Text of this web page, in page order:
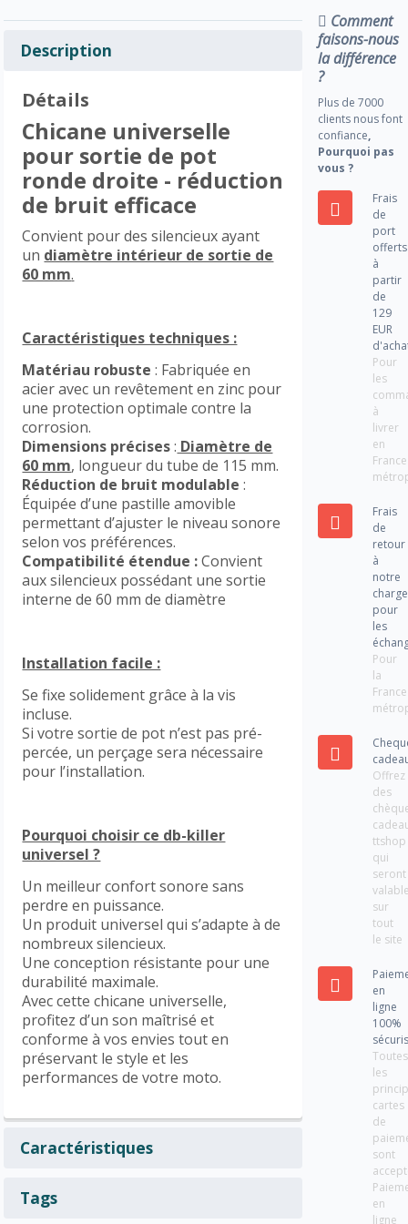
Description
Détails
Chicane universelle
pour sortie de pot
ronde droite - réduction
de bruit efficace
Convient pour des silencieux ayant
un diamètre intérieur de sortie de
60 mm.
Caractéristiques techniques :
Matériau robuste : Fabriquée en
acier avec un revêtement en zinc pour
une protection optimale contre la
corrosion.
Dimensions précises: Diamètre de
60 mm, longueur du tube de 115 mm.
Réduction de bruit modulable :
Équipée d’une pastille amovible
permettant d’ajuster le niveau sonore
selon vos préférences.
Compatibilité étendue :Convient
aux silencieux possédant une sortie
interne de 60 mm de diamètre
Installation facile :
Se fixe solidement grâce à la vis
incluse.
Si votre sortie de pot n’est pas pré-
percée, un perçage sera nécessaire
pour l’installation.
Pourquoi choisir ce db-killer
universel ?
Un meilleur confort sonore sans
perdre en puissance.
Un produit universel qui s’adapte à de
nombreux silencieux.
Une conception résistante pour une
durabilité maximale.
Avec cette chicane universelle,
profitez d’un son maîtrisé et
conforme à vos envies tout en
préservant le style et les
performances de votre moto.
Caractéristiques
Tags
Comment
faisons-nous
la différence
?
Plus de 7000
clients nous font
confiance,
Pourquoi pas
vous ?
Frais
de
port
offerts
à
partir
de
129
EUR
Pour
les
à
livrer
en
France
Frais
de
retour
à
notre
charge
pour
les
Pour
la
France
Offrez
des
ttshop
qui
seront
sur
tout
le site
en
ligne
100%
Toutes
les
cartes
de
sont
en
ligne